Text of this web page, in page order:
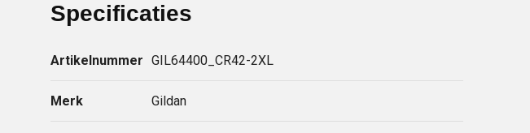
Specificaties
Artikelnummer GIL64400_CR42-2XL
Merk Gildan